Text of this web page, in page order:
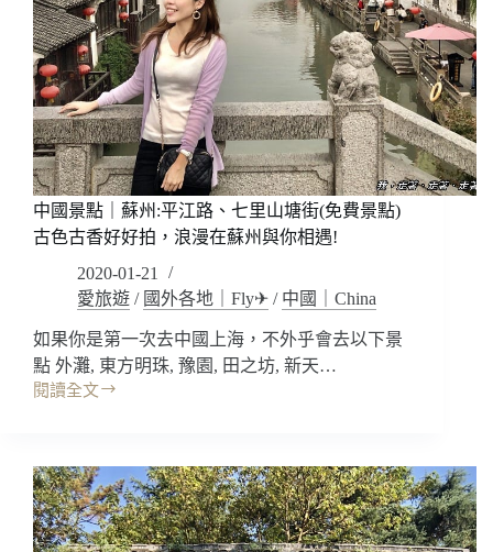
區
(東
方
比
薩
斜
塔
在
這!!)
吳
中
勝‧
到
蘇
州
虎
丘，
乃
憾
中國景點｜蘇州:平江路、七里山塘街(免費景點)
古色古香好好拍，浪漫在蘇州與你相遇!
2020-01-21
愛旅遊 / 國外各地｜Fly✈ / 中國｜China
如果你是第一次去中國上海，不外乎會去以下景
點 外灘, 東方明珠, 豫園, 田之坊, 新天…
閱讀全文
中
點
｜
蘇
州: